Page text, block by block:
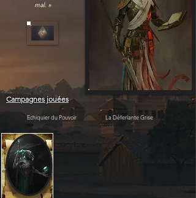
mal. »
Campagnes jouées
Echiquier du Pouvoir La Déferlante Grise